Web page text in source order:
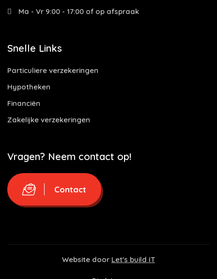
Ma - Vr 9:00 - 17:00 of op afspraak
Snelle Links
Particuliere verzekeringen
Hypotheken
Financiën
Zakelijke verzekeringen
Vragen? Neem contact op!
Contact
Website door Let's build IT